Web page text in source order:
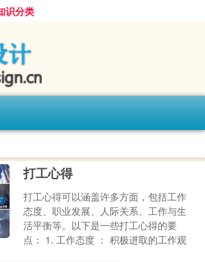
识分类
打工心得
打工心得可以涵盖许多方面，包括工作
态度、职业发展、人际关系、工作与生
活平衡等。以下是一些打工心得的要
点： 1. 工作态度 ： 积极进取的工作观